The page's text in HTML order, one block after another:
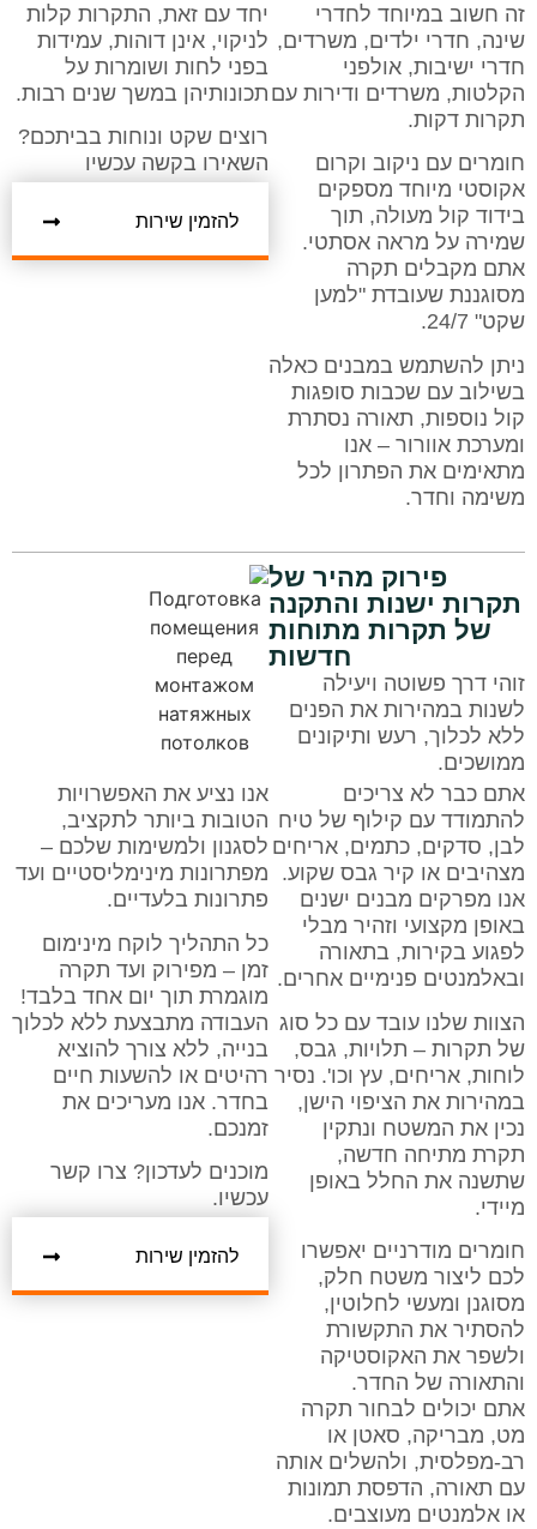
זה חשוב במיוחד לחדרי
שינה, חדרי ילדים, משרדים,
חדרי ישיבות, אולפני
הקלטות, משרדים ודירות עם
תקרות דקות.
חומרים עם ניקוב וקרום
אקוסטי מיוחד מספקים
בידוד קול מעולה, תוך
שמירה על מראה אסתטי.
אתם מקבלים תקרה
מסוגננת שעובדת "למען
שקט" 24/7.
ניתן להשתמש במבנים כאלה
בשילוב עם שכבות סופגות
קול נוספות, תאורה נסתרת
ומערכת אוורור – אנו
מתאימים את הפתרון לכל
משימה וחדר.
יחד עם זאת, התקרות קלות
לניקוי, אינן דוהות, עמידות
בפני לחות ושומרות על
תכונותיהן במשך שנים רבות.
רוצים שקט ונוחות בביתכם?
השאירו בקשה עכשיו
להזמין שירות
פירוק מהיר של
תקרות ישנות והתקנה
של תקרות מתוחות
חדשות
זוהי דרך פשוטה ויעילה
לשנות במהירות את הפנים
ללא לכלוך, רעש ותיקונים
ממושכים.
אתם כבר לא צריכים
להתמודד עם קילוף של טיח
לבן, סדקים, כתמים, אריחים
מצהיבים או קיר גבס שקוע.
אנו מפרקים מבנים ישנים
באופן מקצועי וזהיר מבלי
לפגוע בקירות, בתאורה
ובאלמנטים פנימיים אחרים.
הצוות שלנו עובד עם כל סוג
של תקרות – תלויות, גבס,
לוחות, אריחים, עץ וכו'. נסיר
במהירות את הציפוי הישן,
נכין את המשטח ונתקין
תקרת מתיחה חדשה,
שתשנה את החלל באופן
מיידי.
חומרים מודרניים יאפשרו
לכם ליצור משטח חלק,
מסוגנן ומעשי לחלוטין,
להסתיר את התקשורת
ולשפר את האקוסטיקה
והתאורה של החדר.
אתם יכולים לבחור תקרה
מט, מבריקה, סאטן או
רב-מפלסית, ולהשלים אותה
עם תאורה, הדפסת תמונות
או אלמנטים מעוצבים.
אנו נציע את האפשרויות
הטובות ביותר לתקציב,
לסגנון ולמשימות שלכם –
מפתרונות מינימליסטיים ועד
פתרונות בלעדיים.
כל התהליך לוקח מינימום
זמן – מפירוק ועד תקרה
מוגמרת תוך יום אחד בלבד!
העבודה מתבצעת ללא לכלוך
בנייה, ללא צורך להוציא
רהיטים או להשעות חיים
בחדר. אנו מעריכים את
זמנכם.
מוכנים לעדכון? צרו קשר
עכשיו.
להזמין שירות